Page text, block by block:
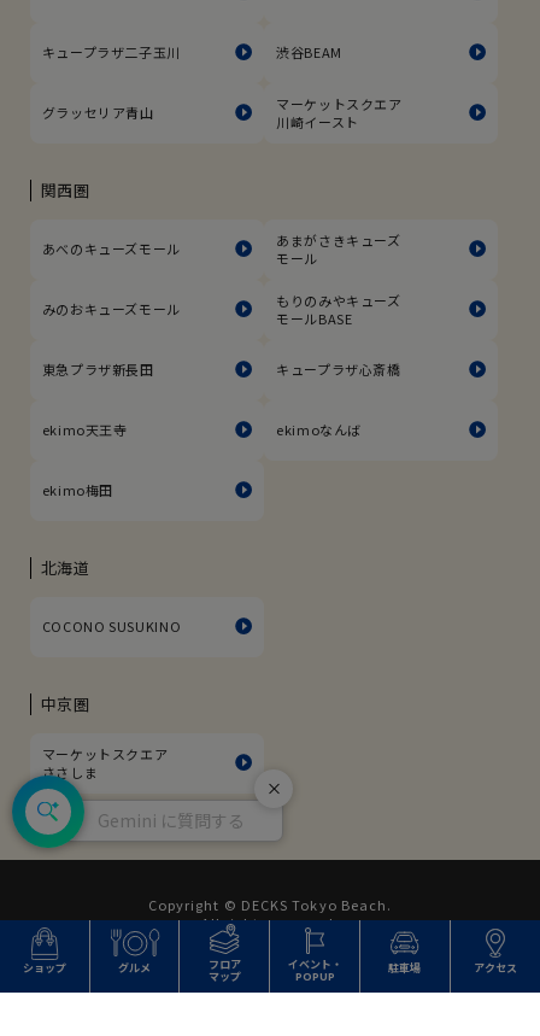
Gemini に質問する
閉じる
キュープラザ二子玉川 渋谷BEAM
グラッセリア青山
マーケットスクエア
川崎イースト
関西圏
あべのキューズモール
あまがさきキューズ
モール
みのおキューズモール
もりのみやキューズ
モールBASE
東急プラザ新長田 キュープラザ心斎橋
ekimo天王寺 ekimoなんば
ekimo梅田
北海道
COCONO SUSUKINO
中京圏
マーケットスクエア
ささしま
Copyright © DECKS Tokyo Beach.
All rights reserved.
ショップ グルメ フロア
マップ
イベント・
POPUP
駐車場 アクセス